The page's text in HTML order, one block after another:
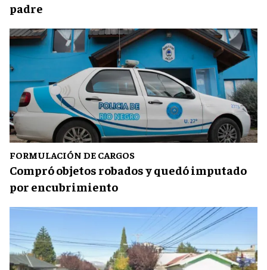
padre
FORMULACIÓN DE CARGOS
Compró objetos robados y quedó imputado
por encubrimiento